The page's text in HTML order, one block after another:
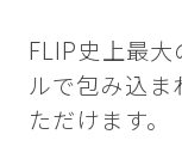
FLIP史上最
ルで包み込ま
ただけます。